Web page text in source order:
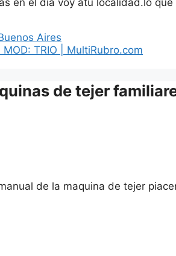
en el dia voy atu localidad.lo
Aires
MOD: TRIO | MultiRubro.com
de tejer
de la maquina de tejer